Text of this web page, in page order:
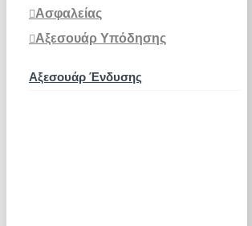
Ασφαλείας
Αξεσουάρ Υπόδησης
Αξεσουάρ Ένδυσης